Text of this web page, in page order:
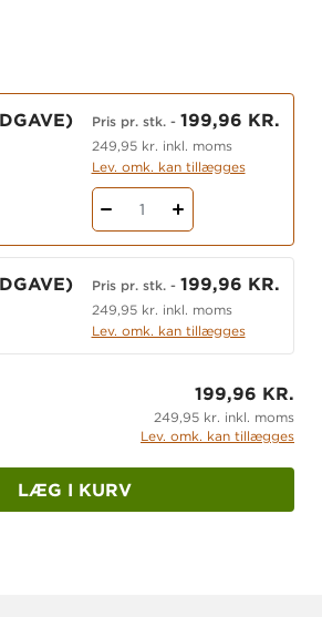
Pris pr. stk.- 199,96 KR.
249,95 kr. inkl. moms
Lev. omk. kan tillægges
1
Pris pr. stk.- 199,96 KR.
249,95 kr. inkl. moms
Lev. omk. kan tillægges
199,96 KR.
249,95 kr. inkl. moms
Lev. omk. kan tillægges
LÆG I KURV